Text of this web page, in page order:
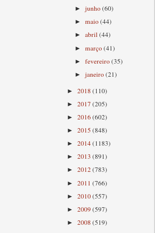
►junho(60)
►maio(44)
►abril(44)
►março(41)
►fevereiro(35)
►janeiro(21)
► 2018 (110)
► 2017 (205)
► 2016(602)
► 2015 (848)
► 2014(1183)
► 2013 (891)
► 2012(783)
► 2011 (766)
► 2010(557)
► 2009(597)
► 2008 (519)